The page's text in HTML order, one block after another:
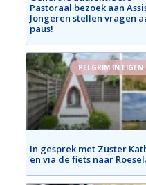
Pastoraal bezoek aan
Jongeren stellen vragen
paus!
PELGRIM IN
In gesprek met Zuster
en via de fiets naar